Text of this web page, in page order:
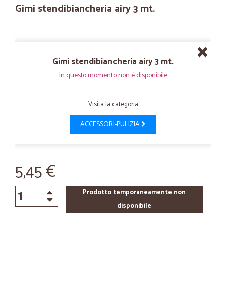
Gimi stendibiancheria airy 3 mt.
Gimi stendibiancheria airy 3 mt.
In questo momento non è disponibile
Visita la categoria
ACCESSORI-PULIZIA
5,45 €
Prodotto temporaneamente non
disponibile